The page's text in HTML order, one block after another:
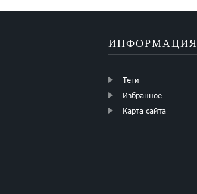
ИНФОРМАЦИЯ
Теги
Избранное
Карта сайта